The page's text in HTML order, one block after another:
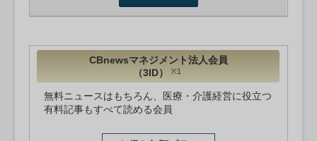
CBnewsマネジメント法人会員
（3ID）
※1
無料ニュースはもちろん、医療・介護経営に役立つ
有料記事もすべて読める会員